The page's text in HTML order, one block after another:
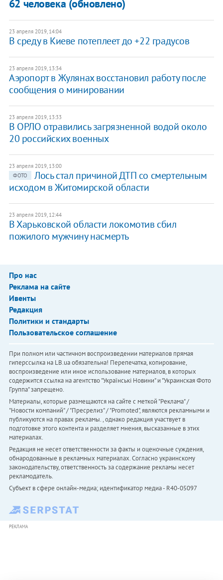
62 человека (обновлено)
23 апреля 2019, 14:04
В среду в Киеве потеплеет до +22 градусов
23 апреля 2019, 13:34
Аэропорт в Жулянах восстановил работу после
сообщения о минировании
23 апреля 2019, 13:33
В ОРЛО отравились загрязненной водой около
20 российских военных
23 апреля 2019, 13:00
ФОТО
Лось стал причиной ДТП со смертельным
исходом в Житомирской области
23 апреля 2019, 12:44
В Харьковской области локомотив сбил
пожилого мужчину насмерть
Про нас
Реклама на сайте
Ивенты
Редакция
Политики и стандарты
Пользовательское соглашение
При полном или частичном воспроизведении материалов прямая
гиперссылка на LB.ua обязательна! Перепечатка, копирование,
воспроизведение или иное использование материалов, в которых
содержится ссылка на агентство "Українськi Новини" и "Украинская Фото
Группа" запрещено.
Материалы, которые размещаются на сайте с меткой "Реклама" /
"Новости компаний" / "Пресрелиз" / "Promoted", являются рекламными и
публикуются на правах рекламы. , однако редакция участвует в
подготовке этого контента и разделяет мнения, высказанные в этих
материалах.
Редакция не несет ответственности за факты и оценочные суждения,
обнародованные в рекламных материалах. Согласно украинскому
законодательству, ответственность за содержание рекламы несет
рекламодатель.
Субъект в сфере онлайн-медиа; идентификатор медиа - R40-05097
РЕКЛАМА